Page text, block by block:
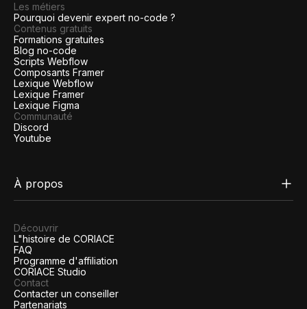
Les métiers
Pourquoi devenir expert no-code ?
Contenus gratuits
Formations gratuites
Blog no-code
Scripts Webflow
Composants Framer
Lexique Webflow
Lexique Framer
Lexique Figma
Communauté
Discord
Youtube
À propos
Découvrir
L"histoire de CORIACE
FAQ
Programme d'affiliation
CORIACE Studio
Contact
Contacter un conseiller
Partenariats